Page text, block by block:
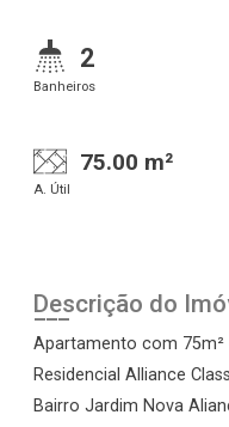
2
Banheiros
75.00 m²
A. Útil
Descrição do
Apartamento com 75m²
Residencial Alliance
Bairro Jardim Nova